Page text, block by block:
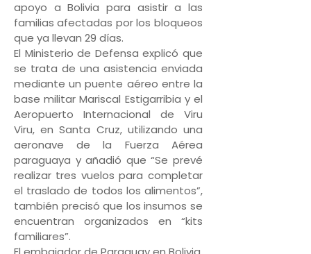
apoyo a Bolivia para asistir a las
familias afectadas por los bloqueos
que ya llevan 29 días.
El Ministerio de Defensa explicó que
se trata de una asistencia enviada
mediante un puente aéreo entre la
base militar Mariscal Estigarribia y el
Aeropuerto Internacional de Viru
Viru, en Santa Cruz, utilizando una
aeronave de la Fuerza Aérea
paraguaya y añadió que “Se prevé
realizar tres vuelos para completar
el traslado de todos los alimentos”,
también precisó que los insumos se
encuentran organizados en “kits
familiares”.